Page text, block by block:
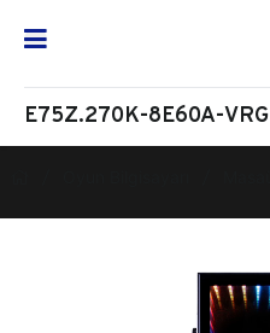
E75Z.270K-8E60A-VRG